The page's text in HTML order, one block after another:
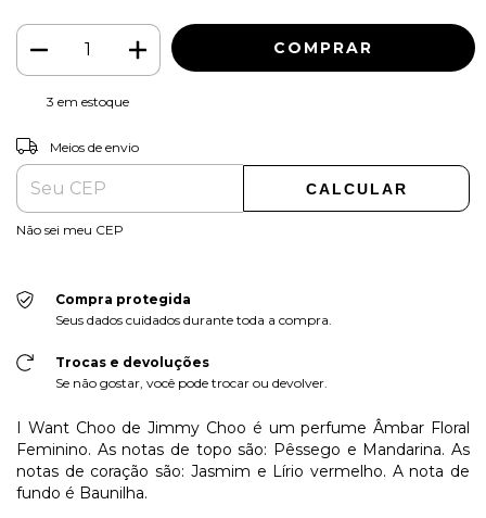
3 em estoque
Entregas para o CEP:
Meios de envio
CALCULAR
Não sei meu CEP
Compra protegida
Seus dados cuidados durante toda a compra.
Trocas e devoluções
Se não gostar, você pode trocar ou devolver.
I Want Choo de Jimmy Choo é um perfume Âmbar Floral
Feminino. As notas de topo são: Pêssego e Mandarina. As
notas de coração são: Jasmim e Lírio vermelho. A nota de
fundo é Baunilha.